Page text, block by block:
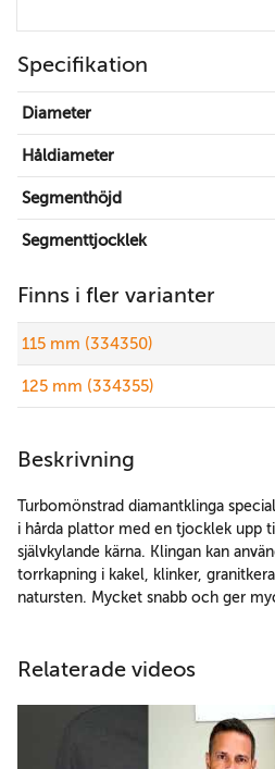
Specifikation
Diameter
Håldiameter
Segmenthöjd
Segmenttjocklek
Finns i fler varianter
115 mm (334350)
125 mm (334355)
Beskrivning
Turbomönstrad diamantklinga
i hårda plattor med en tjocklek upp
självkylande kärna. Klingan kan
torrkapning i kakel, klinker,
natursten. Mycket snabb och ger
Relaterade videos